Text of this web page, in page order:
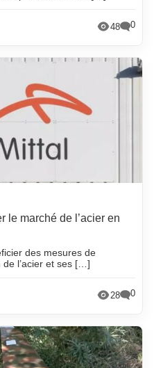
48 0
le marché de l’acier en
des mesures de
l’acier et ses […]
28 0